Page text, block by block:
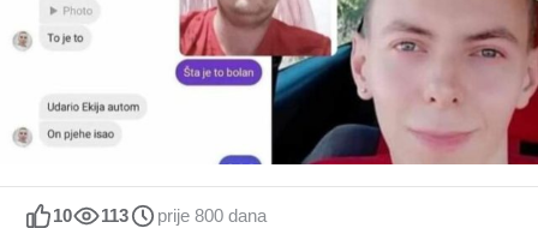
10 113 prije 800 dana